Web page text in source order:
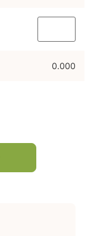
0.000